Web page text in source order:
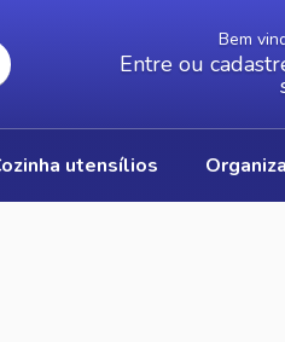
Bem
Entre ou
cozinha utensílios